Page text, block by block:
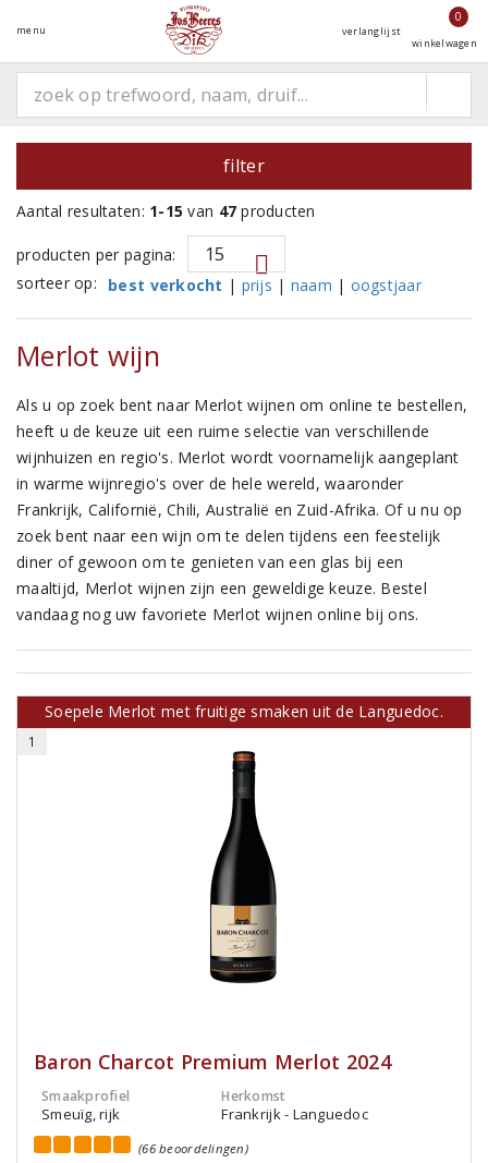
menu verlanglijst
0
winkelwagen
filter
Aantal resultaten: 1-15 van 47 producten
producten per pagina:
sorteer op:
best verkocht | prijs | naam | oogstjaar
Merlot wijn
Als u op zoek bent naar Merlot wijnen om online te bestellen,
heeft u de keuze uit een ruime selectie van verschillende
wijnhuizen en regio's. Merlot wordt voornamelijk aangeplant
in warme wijnregio's over de hele wereld, waaronder
Frankrijk, Californië, Chili, Australië en Zuid-Afrika. Of u nu op
zoek bent naar een wijn om te delen tijdens een feestelijk
diner of gewoon om te genieten van een glas bij een
maaltijd, Merlot wijnen zijn een geweldige keuze. Bestel
vandaag nog uw favoriete Merlot wijnen online bij ons.
Soepele Merlot met fruitige smaken uit de Languedoc.
1
Baron Charcot Premium Merlot 2024
Smaakprofiel
Smeuïg, rijk
Herkomst
Frankrijk - Languedoc
(66 beoordelingen)